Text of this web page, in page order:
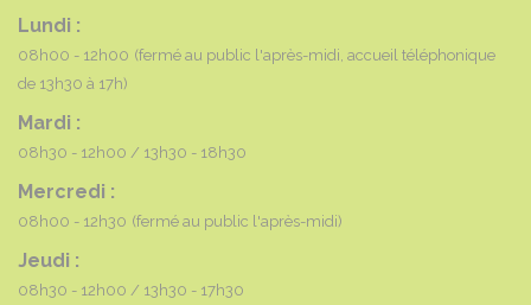
Lundi :
08h00 - 12h00 (fermé au public l'après-midi, accueil téléphonique
de 13h30 à 17h)
Mardi :
08h30 - 12h00 13h30 - 18h30
Mercredi :
08h00 - 12h30 (fermé au public l'après-midi)
Jeudi :
08h30 - 12h00 13h30 - 17h30